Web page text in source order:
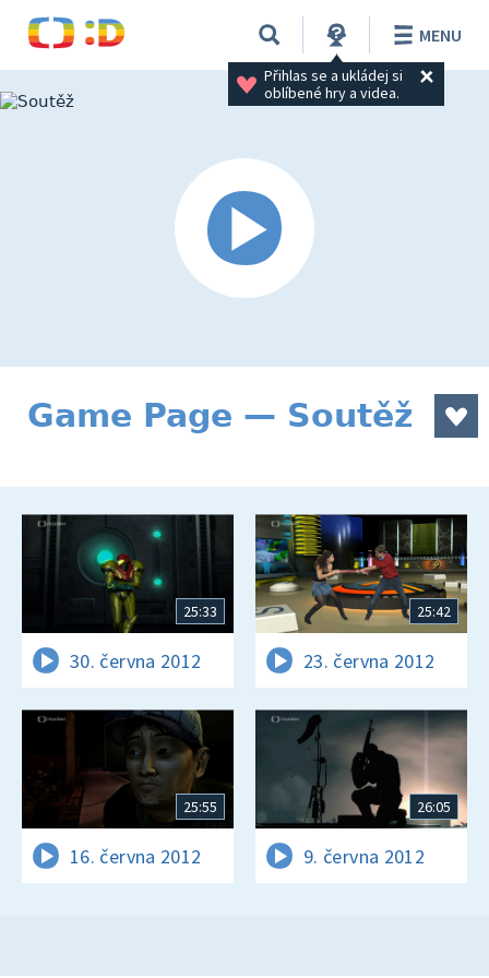
Přihlas se a ukládej si
oblíbené hry a videa.
MENU
Game Page — Soutěž
25:33
30. června 2012
25:42
23. června 2012
25:55
16. června 2012
26:05
9. června 2012